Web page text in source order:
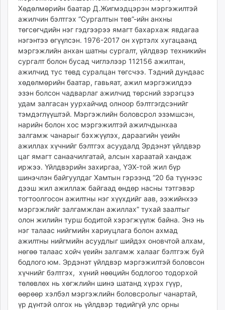
Хөдөлмөрийн баатар Д.Жигмэдцэрэн мэргэжилтэй
ажилчин бэлтгэх “Сургалтын төв”-ийн анхны
төгсөгчдийн нэг гэдгээрээ ямагт бахархаж явдагаа
нэгэнтээ өгүүлсэн. 1976-2017 он хүртэлх хугацаанд
мэргэжлийн анхан шатны сургалт, үйлдвэр техникийн
сургалт болон бусад чиглэлээр 112156 ажилтан,
ажилчид тус төвд суралцан төгсчээ. Тэдний дундаас
хөдөлмөрийн баатар, гавьяат, ажил мэргэжилдээ
эзэн болсон чадварлаг ажилчид төрсний зэрэгцээ
удам залгасан уурхайчид олноор бэлтгэгдсэнийг
тэмдэглүүштэй. Мэргэжлийн боловсрол эзэмшсэн,
нарийн болон хос мэргэжилтэй ажилчдынхаа
залгамж чанарыг бэхжүүлэх, дараагийн үеийн
ажиллах хүчнийг бэлтгэх асуудалд Эрдэнэт үйлдвэр
цаг ямагт санаачилгатай, алсын хараатай хандаж
иржээ. Үйлдвэрийн захиргаа, ҮЭХ-той жил бүр
шинэчлэн байгуулдаг Хамтын гэрээнд “20 ба түүнээс
дээш жил ажиллаж байгаад өндөр насны тэтгэвэр
тогтоолгосон ажилтны нэг хүүхдийг аав, ээжийнхээ
мэргэжлийг залгамжлан ажиллах” тухай заалтыг
олон жилийн турш бодитой хэрэгжүүлж байна. Энэ нь
нэг талаас нийгмийн хариуцлага болон ахмад
ажилтны нийгмийн асуудлыг шийдэх оновчтой алхам,
нөгөө талаас хойч үеийн залгамж халааг бэлтгэж буй
бодлого юм. Эрдэнэт үйлдвэр мэргэжилтэй боловсон
хүчнийг бэлтгэх, хүний нөөцийн бодлогоо тодорхой
төлөвлөх нь хөгжлийн шинэ шатанд хүрэх гүүр,
өөрөөр хэлбэл мэргэжлийн боловсролыг чанартай,
үр дүнтэй олгох нь үйлдвэр төдийгүй улс орны